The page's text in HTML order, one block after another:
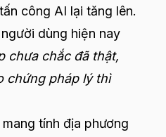
công AI lại tăng lên.
dùng hiện nay
chưa chắc đã thật,
chứng pháp lý thì
tính địa phương